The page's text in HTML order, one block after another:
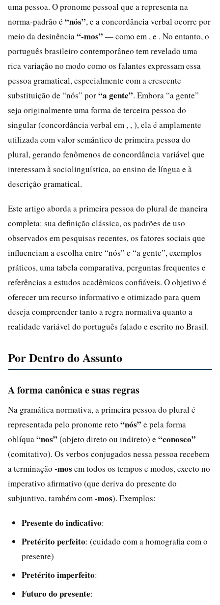
uma pessoa. O pronome pessoal que a representa na
norma-padrão é “nós”, e a concordância verbal ocorre por
meio da desinência “-mos” — como em , e . No entanto, o
português brasileiro contemporâneo tem revelado uma
rica variação no modo como os falantes expressam essa
pessoa gramatical, especialmente com a crescente
substituição de “nós” por“a gente”. Embora “a gente”
seja originalmente uma forma de terceira pessoa do
singular (concordância verbal em , , ), ela é amplamente
utilizada com valor semântico de primeira pessoa do
plural, gerando fenômenos de concordância variável que
interessam à sociolinguística, ao ensino de língua e à
descrição gramatical.
Este artigo aborda a primeira pessoa do plural de maneira
completa: sua definição clássica, os padrões de uso
observados em pesquisas recentes, os fatores sociais que
influenciam a escolha entre “nós” e “a gente”, exemplos
práticos, uma tabela comparativa, perguntas frequentes e
referências a estudos acadêmicos confiáveis. O objetivo é
oferecer um recurso informativo e otimizado para quem
deseja compreender tanto a regra normativa quanto a
realidade variável do português falado e escrito no Brasil.
Por Dentro do Assunto
A forma canônica e suas regras
Na gramática normativa, a primeira pessoa do plural é
representada pelo pronome reto “nós” e pela forma
oblíqua “nos” (objeto direto ou indireto) e “conosco”
(comitativo). Os verbos conjugados nessa pessoa recebem
a terminação -mos em todos os tempos e modos, exceto no
imperativo afirmativo (que deriva do presente do
subjuntivo, também com -mos). Exemplos:
Presente do indicativo:
Pretérito perfeito: (cuidado com a homografia com o
presente)
Pretérito imperfeito:
Futuro do presente: